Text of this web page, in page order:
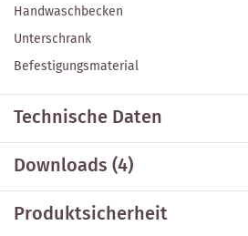
Handwaschbecken
Unterschrank
Befestigungsmaterial
Technische Daten
Downloads (4)
Produktsicherheit